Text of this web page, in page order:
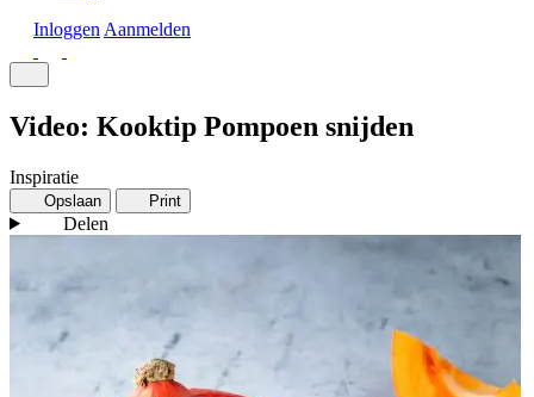
Inloggen Aanmelden
Video: Kooktip Pompoen snijden
Inspiratie
Opslaan Print
Delen